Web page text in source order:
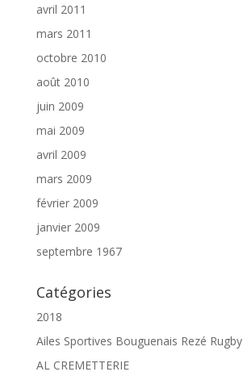
avril 2011
mars 2011
octobre 2010
août 2010
juin 2009
mai 2009
avril 2009
mars 2009
février 2009
janvier 2009
septembre 1967
Catégories
2018
Ailes Sportives Bouguenais Rezé Rugby
AL CREMETTERIE